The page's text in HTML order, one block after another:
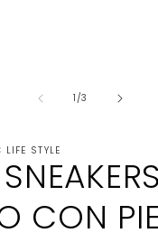
1/de
3
STYLE
CON